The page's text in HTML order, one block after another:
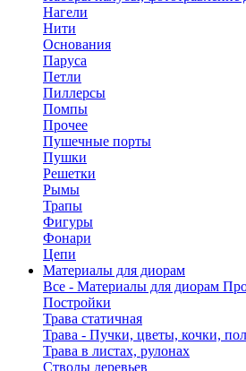
Нагели
Нити
Основания
Паруса
Петли
Пиллерсы
Помпы
Прочее
Пушечные порты
Пушки
Решетки
Рымы
Трапы
Фигуры
Фонари
Цепи
Материалы для диорам
Все - Материалы для диорам
Постройки
Трава статичная
Трава - Пучки, цветы, кочки,
Трава в листах, рулонах
Стволы деревьев